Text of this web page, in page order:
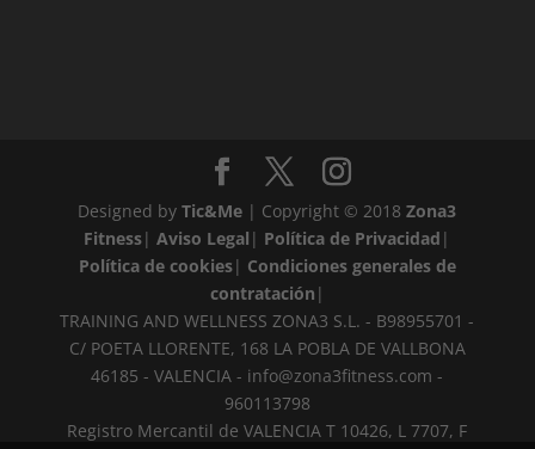
Designed byTic&Me | Copyright © 2018Zona3
Fitness|Aviso Legal | Política de Privacidad |
Política de cookies| Condiciones generales de
contratación |
TRAINING AND WELLNESS ZONA3 S.L. - B98955701 -
C/ POETA LLORENTE, 168 LA POBLA DE VALLBONA
46185 - VALENCIA - info@zona3fitness.com -
960113798
Registro Mercantil de VALENCIA T 10426, L 7707, F